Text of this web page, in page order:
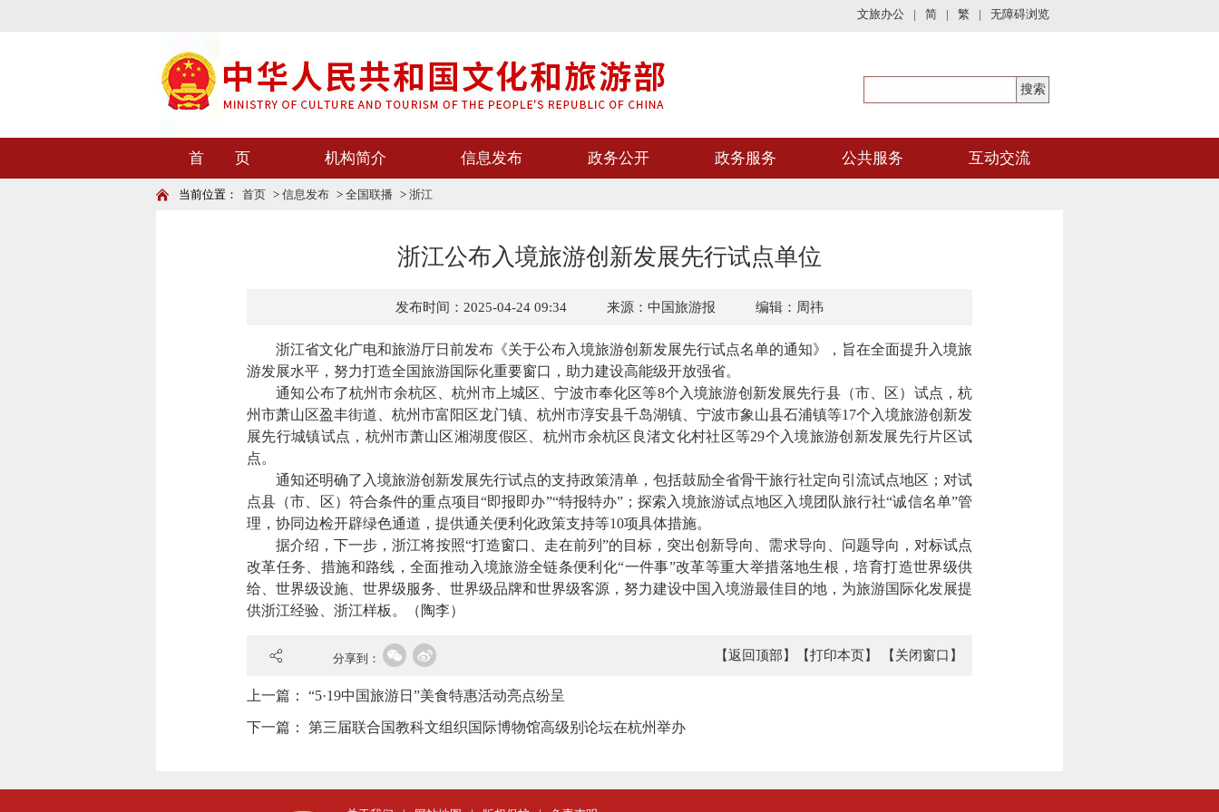
文旅办公 | 简 | 繁 | 无障碍浏览
首 页 机构简介 信息发布 政务公开 政务服务 公共服务 互动交流
当前位置： 首页 > 信息发布 > 全国联播 > 浙江
浙江公布入境旅游创新发展先行试点单位
发布时间：2025-04-24 09:34 来源：中国旅游报 编辑：周祎
浙江省文化广电和旅游厅日前发布《关于公布入境旅游创新发展先行试点名单的通知》，旨在全面提升入境旅
游发展水平，努力打造全国旅游国际化重要窗口，助力建设高能级开放强省。
通知公布了杭州市余杭区、杭州市上城区、宁波市奉化区等8个入境旅游创新发展先行县（市、区）试点，杭
州市萧山区盈丰街道、杭州市富阳区龙门镇、杭州市淳安县千岛湖镇、宁波市象山县石浦镇等17个入境旅游创新发
展先行城镇试点，杭州市萧山区湘湖度假区、杭州市余杭区良渚文化村社区等29个入境旅游创新发展先行片区试
点。
通知还明确了入境旅游创新发展先行试点的支持政策清单，包括鼓励全省骨干旅行社定向引流试点地区；对试
点县（市、区）符合条件的重点项目“即报即办”“特报特办”；探索入境旅游试点地区入境团队旅行社“诚信名单”管
理，协同边检开辟绿色通道，提供通关便利化政策支持等10项具体措施。
据介绍，下一步，浙江将按照“打造窗口、走在前列”的目标，突出创新导向、需求导向、问题导向，对标试点
改革任务、措施和路线，全面推动入境旅游全链条便利化“一件事”改革等重大举措落地生根，培育打造世界级供
给、世界级设施、世界级服务、世界级品牌和世界级客源，努力建设中国入境游最佳目的地，为旅游国际化发展提
供浙江经验、浙江样板。
（陶李）
分享到： 【返回顶部】 【打印本页】 【关闭窗口】
上一篇： “5·19中国旅游日”美食特惠活动亮点纷呈
下一篇： 第三届联合国教科文组织国际博物馆高级别论坛在杭州举办